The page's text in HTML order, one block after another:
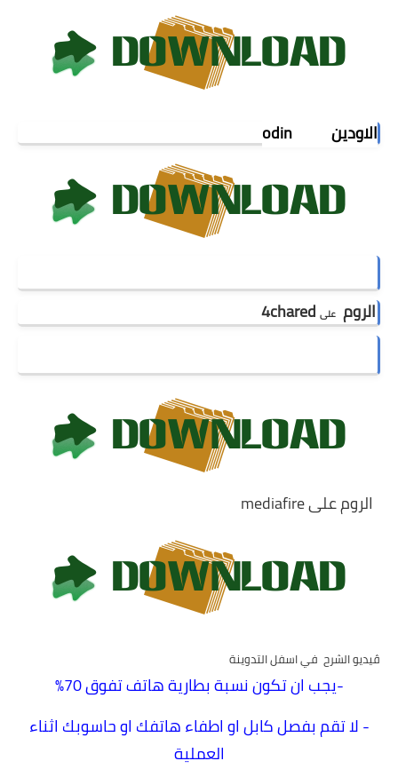
الاودين odin
الروم على 4chared
الروم على mediafire
ڤيديو الشرح في اسفل التدوينة
-يجب ان تكون نسبة بطارية هاتف تفوق 70%
- لا تقم بفصل كابل او اطفاء هاتفك او حاسوبك اثناء
العملية